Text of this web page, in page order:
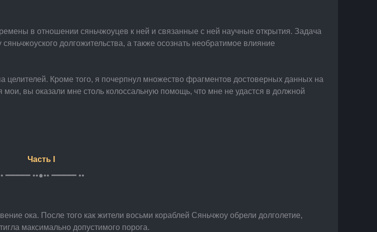
в отношении сяньчжоуцев к ней и связанные с ней научные открытия. Задача
долгожительства, а также осознать необратимое влияние
целителей. Кроме того, я почерпнул множество фрагментов достоверных данных на
вы оказали мне столь колоссальную помощь, что мне не удастся в должной
Часть I
━━━━━ ••●•• ━━━━━ ••
ока. После того как жители восьми кораблей Сяньчжоу обрели долголетие,
максимально допустимого порога.